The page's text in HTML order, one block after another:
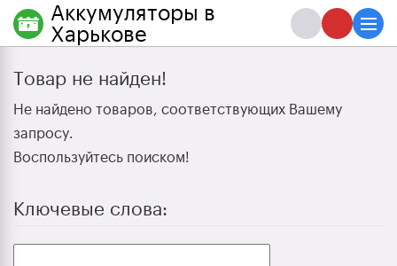
Товар не найден!
Не найдено товаров, соответствующих Вашему
запросу.
Воспользуйтесь поиском!
Ключевые слова:
Аккумуляторы в
Харькове